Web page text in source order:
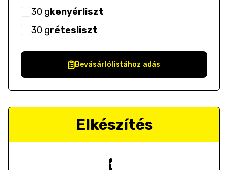
30 gkenyérliszt
30 grétesliszt
Bevásárlólistához adás
Elkészítés